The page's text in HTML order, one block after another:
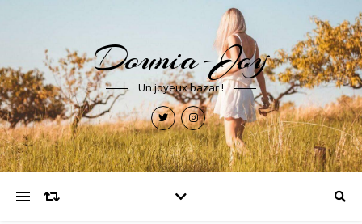
Dounia-Joy
Un joyeux bazar !